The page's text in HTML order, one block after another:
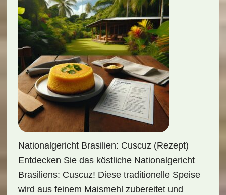
Nationalgericht Brasilien: Cuscuz (Rezept)
Entdecken Sie das köstliche Nationalgericht
Brasiliens: Cuscuz! Diese traditionelle Speise
wird aus feinem Maismehl zubereitet und